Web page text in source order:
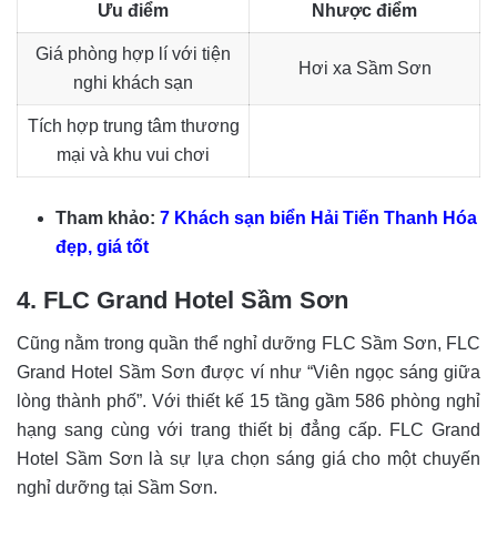
Ưu điểm Nhược điểm
Giá phòng hợp lí với tiện
nghi khách sạn
Hơi xa Sầm Sơn
Tích hợp trung tâm thương
mại và khu vui chơi
Tham khảo: 7 Khách sạn biển Hải Tiến Thanh Hóa
đẹp, giá tốt
4. FLC Grand Hotel Sầm Sơn
Cũng nằm trong quần thể nghỉ dưỡng FLC Sầm Sơn, FLC
Grand Hotel Sầm Sơn được ví như “Viên ngọc sáng giữa
lòng thành phố”. Với thiết kế 15 tầng gầm 586 phòng nghỉ
hạng sang cùng với trang thiết bị đẳng cấp. FLC Grand
Hotel Sầm Sơn là sự lựa chọn sáng giá cho một chuyến
nghỉ dưỡng tại Sầm Sơn.